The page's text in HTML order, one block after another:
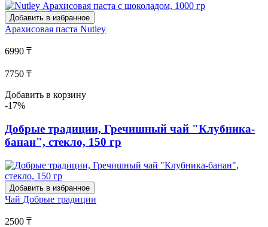
Добавить в избранное
Арахисовая паста Nutley
6990 ₸
7750 ₸
Добавить в корзину
-17%
Добрые традиции, Гречишный чай "Клубника-
банан", стекло, 150 гр
Добавить в избранное
Чай Добрые традиции
2500 ₸